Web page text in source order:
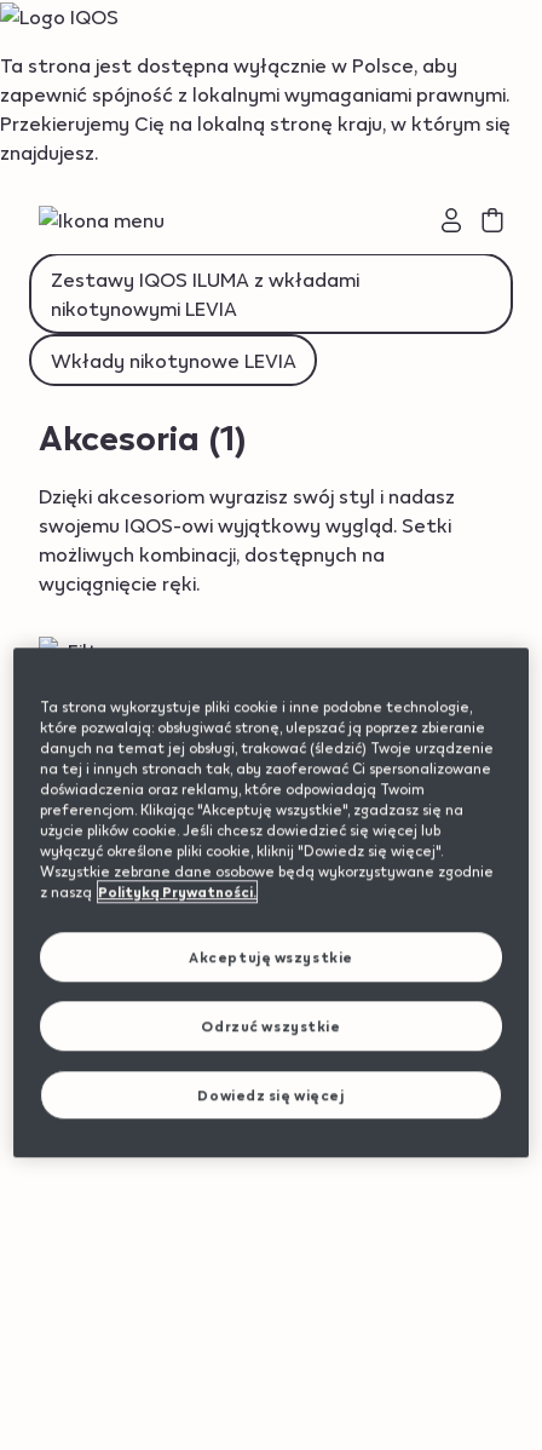
{"redirectionRequired":"true","hostname":"https://
Ta strona jest dostępna wyłącznie w Polsce, aby
zapewnić spójność z lokalnymi wymaganiami prawnymi.
Przekierujemy Cię na lokalną stronę kraju, w którym się
znajdujesz.
Podgrzewacze tytoniu IQOS ILUMA
Akcesoria
Wkłady nikotynowe BEYOND
Zestawy IQOS ILUMA z wkładami
nikotynowymi LEVIA
Wkłady nikotynowe LEVIA
Akcesoria (1)
Dzięki akcesoriom wyrazisz swój styl i nadasz
swojemu IQOS-owi wyjątkowy wygląd. Setki
możliwych kombinacji, dostępnych na
wyciągnięcie ręki.
Filtry
Szary
Products
Ta strona wykorzystuje pliki cookie i inne podobne technologie,
które pozwalają: obsługiwać stronę, ulepszać ją poprzez zbieranie
danych na temat jej obsługi, trakować (śledzić) Twoje urządzenie
na tej i innych stronach tak, aby zaoferować Ci spersonalizowane
doświadczenia oraz reklamy, które odpowiadają Twoim
preferencjom. Klikając "Akceptuję wszystkie", zgadzasz się na
użycie plików cookie. Jeśli chcesz dowiedzieć się więcej lub
wyłączyć określone pliki cookie, kliknij "Dowiedz się więcej".
Wszystkie zebrane dane osobowe będą wykorzystywane zgodnie
z naszą Polityką Prywatności.
Akceptuję wszystkie
Odrzuć wszystkie
Dowiedz się więcej